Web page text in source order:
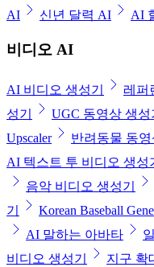
AI
신년 달력 AI AI
비디오 AI
AI 비디오 생성기 레퍼
성기
UGC 동영상 생성
Upscaler
반려동물 동
AI 텍스트 투 비디오 생성
음악 비디오 생성기
기
Korean Baseball
AI 말하는 아바타
비디오 생성기
지구 확